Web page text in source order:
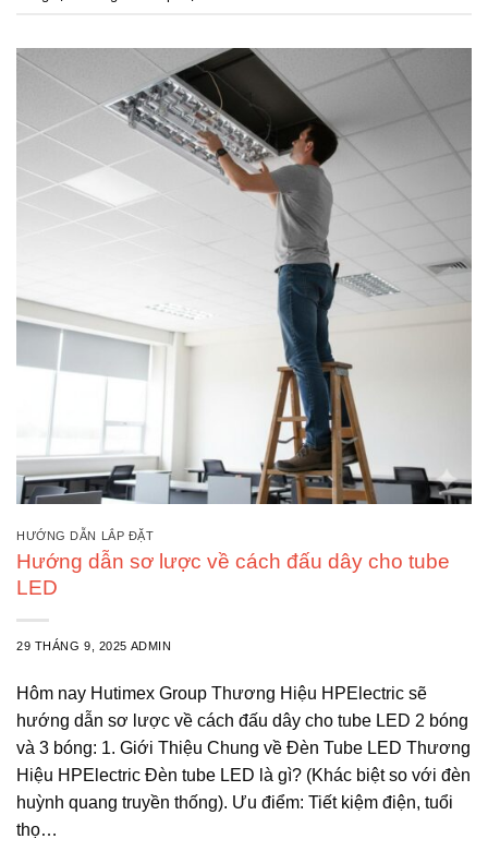
HƯỚNG DẪN LẮP ĐẶT
Hướng dẫn sơ lược về cách đấu dây cho tube
LED
29 THÁNG 9, 2025 ADMIN
Hôm nay Hutimex Group Thương Hiệu HPElectric sẽ
hướng dẫn sơ lược về cách đấu dây cho tube LED 2 bóng
và 3 bóng: 1. Giới Thiệu Chung về Đèn Tube LED Thương
Hiệu HPElectric Đèn tube LED là gì? (Khác biệt so với đèn
huỳnh quang truyền thống). Ưu điểm: Tiết kiệm điện, tuổi
thọ…